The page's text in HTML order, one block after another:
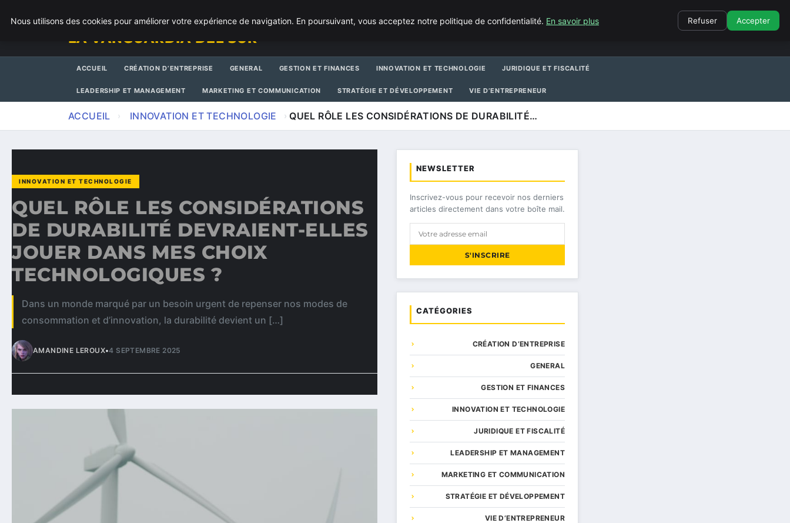
CONTACT
LA VANGUARDIA DEL SUR
ACCUEIL CRÉATION D’ENTREPRISE GENERAL GESTION ET FINANCES INNOVATION ET TECHNOLOGIE JURIDIQUE ET FISCALITÉ
LEADERSHIP ET MANAGEMENT MARKETING ET COMMUNICATION STRATÉGIE ET DÉVELOPPEMENT VIE D’ENTREPRENEUR
ACCUEIL INNOVATION ET TECHNOLOGIE QUEL RÔLE LES CONSIDÉRATIONS DE DURABILITÉ…
INNOVATION ET TECHNOLOGIE
QUEL RÔLE LES CONSIDÉRATIONS
DE DURABILITÉ DEVRAIENT-ELLES
JOUER DANS MES CHOIX
TECHNOLOGIQUES ?
Dans un monde marqué par un besoin urgent de repenser nos modes de
consommation et d’innovation, la durabilité devient un […]
AMANDINE LEROUX•4 SEPTEMBRE 2025
NEWSLETTER
Inscrivez-vous pour recevoir nos derniers
articles directement dans votre boîte mail.
S'INSCRIRE
CATÉGORIES
CRÉATION D’ENTREPRISE
GENERAL
GESTION ET FINANCES
INNOVATION ET TECHNOLOGIE
JURIDIQUE ET FISCALITÉ
LEADERSHIP ET MANAGEMENT
MARKETING ET COMMUNICATION
STRATÉGIE ET DÉVELOPPEMENT
VIE D’ENTREPRENEUR
Nous utilisons des cookies pour améliorer votre expérience de navigation. En poursuivant, vous acceptez notre politique de confidentialité. En savoir plus Refuser Accepter